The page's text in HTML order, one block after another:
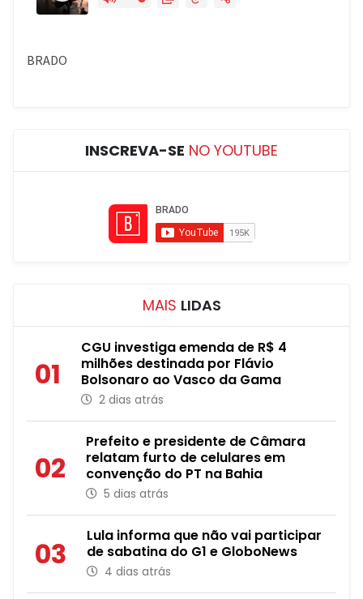
INSCREVA-SE NO YOUTUBE
MAIS LIDAS
01
CGU investiga emenda de R$ 4
milhões destinada por Flávio
Bolsonaro ao Vasco da Gama
2 dias atrás
02
Prefeito e presidente de Câmara
relatam furto de celulares em
convenção do PT na Bahia
5 dias atrás
03
Lula informa que não vai participar
de sabatina do G1 e GloboNews
4 dias atrás